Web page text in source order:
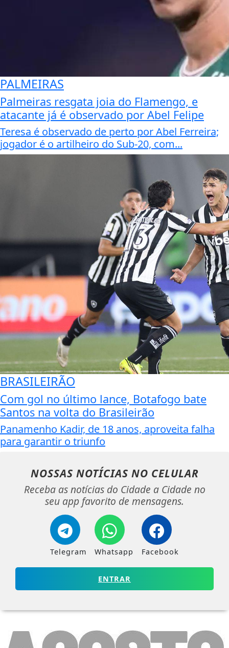
PALMEIRAS
Palmeiras resgata joia do Flamengo, e
atacante já é observado por Abel Felipe
Teresa é observado de perto por Abel Ferreira;
jogador é o artilheiro do Sub-20, com...
BRASILEIRÃO
Com gol no último lance, Botafogo bate
Santos na volta do Brasileirão
Panamenho Kadir, de 18 anos, aproveita falha
para garantir o triunfo
NOSSAS NOTÍCIAS NO CELULAR
Receba as notícias do Cidade a Cidade no
seu app favorito de mensagens.
Telegram Whatsapp Facebook
ENTRAR